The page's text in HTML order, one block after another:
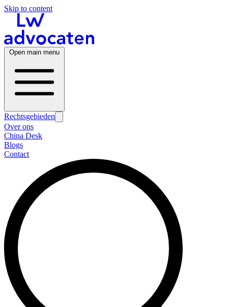
Skip to content
Open main menu
Rechtsgebieden
Over ons
China Desk
Blogs
Contact